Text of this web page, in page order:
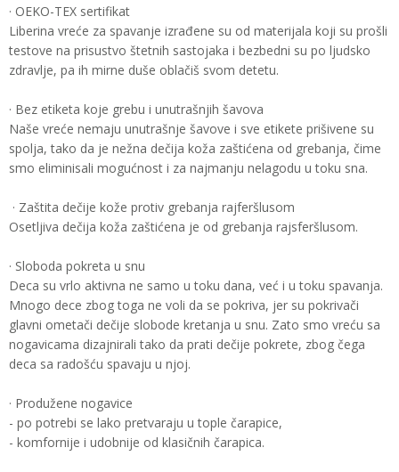
· OEKO-TEX sertifikat
Liberina vreće za spavanje izrađene su od materijala koji su prošli
testove na prisustvo štetnih sastojaka i bezbedni su po ljudsko
zdravlje, pa ih mirne duše oblačiš svom detetu.
· Bez etiketa koje grebu i unutrašnjih šavova
Naše vreće nemaju unutrašnje šavove i sve etikete prišivene su
spolja, tako da je nežna dečija koža zaštićena od grebanja, čime
smo eliminisali mogućnost i za najmanju nelagodu u toku sna.
· Zaštita dečije kože protiv grebanja rajferšlusom
Osetljiva dečija koža zaštićena je od grebanja rajsferšlusom.
· Sloboda pokreta u snu
Deca su vrlo aktivna ne samo u toku dana, već i u toku spavanja.
Mnogo dece zbog toga ne voli da se pokriva, jer su pokrivači
glavni ometači dečije slobode kretanja u snu. Zato smo vreću sa
nogavicama dizajnirali tako da prati dečije pokrete, zbog čega
deca sa radošću spavaju u njoj.
· Produžene nogavice
- po potrebi se lako pretvaraju u tople čarapice,
- komfornije i udobnije od klasičnih čarapica.